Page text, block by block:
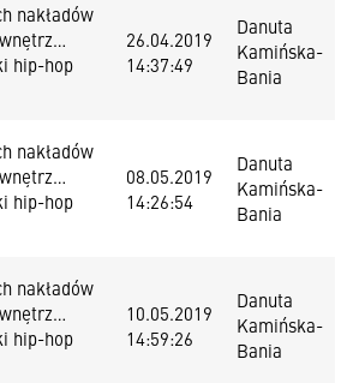
nakładów
hip-hop
26.04.2019
14:37:49
Danuta
Kamińska-
Bania
nakładów
hip-hop
08.05.2019
14:26:54
Danuta
Kamińska-
Bania
nakładów
hip-hop
10.05.2019
14:59:26
Danuta
Kamińska-
Bania